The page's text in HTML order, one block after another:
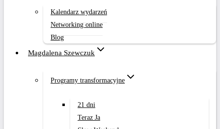
Kalendarz wydarzeń
Networking online
Blog
Magdalena Szewczuk
Programy transformacyjne
21 dni
Teraz Ja